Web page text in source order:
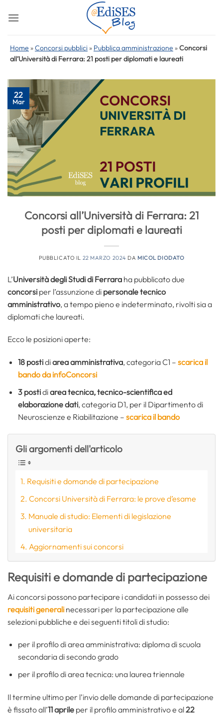
Home »Concorsi pubblici » Pubblica amministrazione »Concorsi
all’Università di Ferrara: 21 posti per diplomati e laureati
22
Mar
Concorsi all’Università di Ferrara: 21
posti per diplomati e laureati
PUBBLICATO IL 22 MARZO 2024 DA MICOL DIODATO
L’Università degli Studi di Ferrara ha pubblicato due
concorsi per l’assunzione di personale tecnico
amministrativo, a tempo pieno e indeterminato, rivolti sia a
diplomati che laureati.
Ecco le posizioni aperte:
18 postidiarea amministrativa, categoria C1 – scarica il
bando da infoConcorsi
3 postidiarea tecnica, tecnico-scientifica ed
elaborazione dati, categoria D1, per il Dipartimento di
Neuroscienze e Riabilitazione – scarica il bando
Gli argomenti dell'articolo
Requisiti e domande di partecipazione
Concorsi Università di Ferrara: le prove d’esame
Manuale di studio: Elementi di legislazione
universitaria
Aggiornamenti sui concorsi
Requisiti e domande di partecipazione
Ai concorsi possono partecipare i candidati in possesso dei
requisiti generali necessari per la partecipazione alle
selezioni pubbliche e dei seguenti titoli di studio:
per il profilo di area amministrativa: diploma di scuola
secondaria di secondo grado
per il profilo di area tecnica: una laurea triennale
Il termine ultimo per l’invio delle domande di partecipazione
è fissato all’11 aprile per il profilo amministrativo e al22